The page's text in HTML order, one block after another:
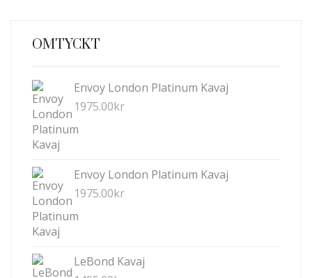
OMTYCKT
Envoy London Platinum Kavaj
1975.00kr
Envoy London Platinum Kavaj
1975.00kr
LeBond Kavaj